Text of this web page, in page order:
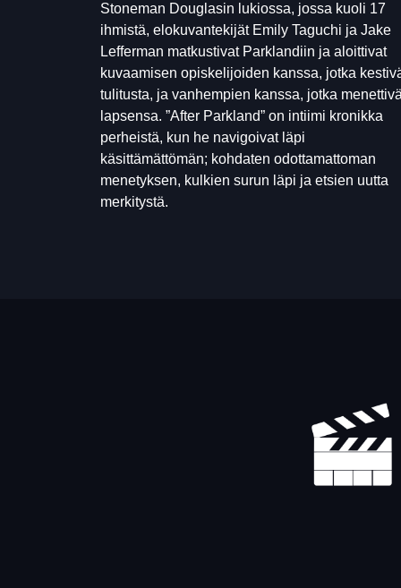
Stoneman Douglasin lukiossa, jossa kuoli 17
ihmistä, elokuvantekijät Emily Taguchi ja Jake
Lefferman matkustivat Parklandiin ja aloittivat
kuvaamisen opiskelijoiden kanssa, jotka
tulitusta, ja vanhempien kanssa, jotka
lapsensa. ”After Parkland” on intiimi kronikka
perheistä, kun he navigoivat läpi
käsittämättömän; kohdaten odottamattoman
menetyksen, kulkien surun läpi ja etsien uutta
merkitystä.